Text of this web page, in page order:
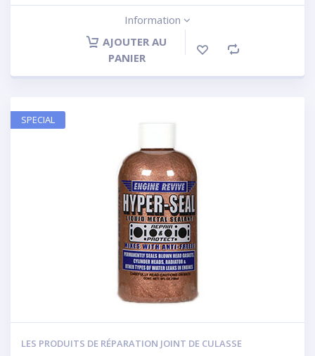
Information
AJOUTER AU
PANIER
LES PRODUITS DE RÉPARATION JOINT DE CULASSE
SPECIAL